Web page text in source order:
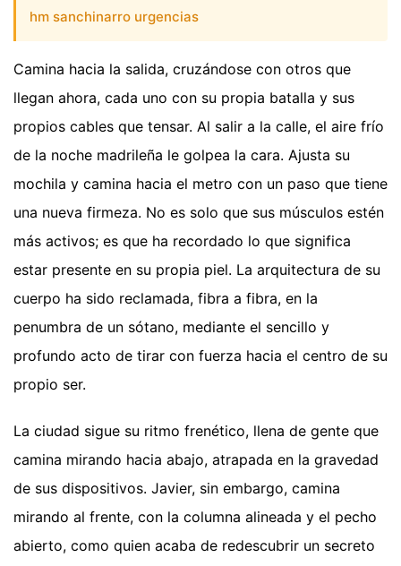
hm sanchinarro urgencias
Camina hacia la salida, cruzándose con otros que
llegan ahora, cada uno con su propia batalla y sus
propios cables que tensar. Al salir a la calle, el aire frío
de la noche madrileña le golpea la cara. Ajusta su
mochila y camina hacia el metro con un paso que tiene
una nueva firmeza. No es solo que sus músculos estén
más activos; es que ha recordado lo que significa
estar presente en su propia piel. La arquitectura de su
cuerpo ha sido reclamada, fibra a fibra, en la
penumbra de un sótano, mediante el sencillo y
profundo acto de tirar con fuerza hacia el centro de su
propio ser.
La ciudad sigue su ritmo frenético, llena de gente que
camina mirando hacia abajo, atrapada en la gravedad
de sus dispositivos. Javier, sin embargo, camina
mirando al frente, con la columna alineada y el pecho
abierto, como quien acaba de redescubrir un secreto